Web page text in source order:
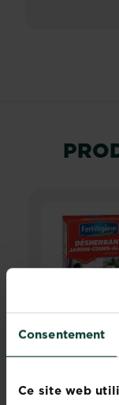
Consentement
Ce site web
désherbant
concentré